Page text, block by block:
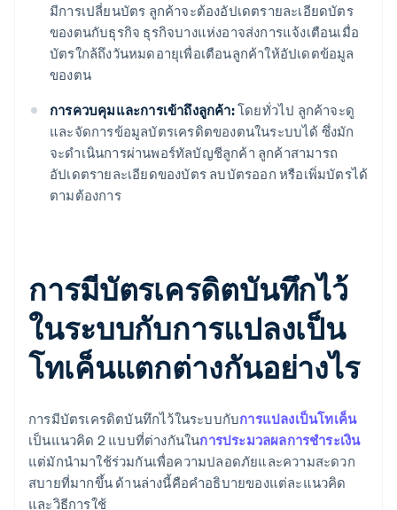
มีการเปลี่ยนบัตร ลูกค้าจะต้องอัปเดตรายละเอียดบัตร
ของตนกับธุรกิจ ธุรกิจบางแห่งอาจส่งการแจ้งเตือนเมื่อ
บัตรใกล้ถึงวันหมดอายุเพื่อเตือนลูกค้าให้อัปเดตข้อมูล
ของตน
การควบคุมและการเข้าถึงลูกค้า:โดยทั่วไป ลูกค้าจะดู
และจัดการข้อมูลบัตรเครดิตของตนในระบบได้ ซึ่งมัก
จะดำเนินการผ่านพอร์ทัลบัญชีลูกค้า ลูกค้าสามารถ
อัปเดตรายละเอียดของบัตร ลบบัตรออก หรือเพิ่มบัตรได้
ตามต้องการ
การมีบัตรเครดิตบันทึกไว้
ในระบบกับการแปลงเป็น
โทเค็นแตกต่างกันอย่างไร
การมีบัตรเครดิตบันทึกไว้ในระบบกับการแปลงเป็นโทเค็น
เป็นแนวคิด 2 แบบที่ต่างกันในการประมวลผลการชำระเงิน
แต่มักนำมาใช้ร่วมกันเพื่อความปลอดภัยและความสะดวก
สบายที่มากขึ้น ด้านล่างนี้คือคำอธิบายของแต่ละแนวคิด
และวิธีการใช้